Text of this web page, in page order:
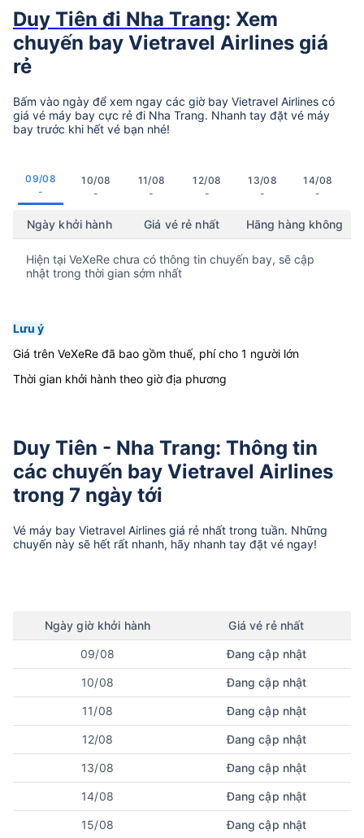
Duy Tiên đi Nha Trang: Xem
chuyến bay Vietravel Airlines giá
rẻ
Bấm vào ngày để xem ngay các giờ bay Vietravel Airlines có
giá vé máy bay cực rẻ đi Nha Trang. Nhanh tay đặt vé máy
bay trước khi hết vé bạn nhé!
09/08
-
10/08
-
11/08
-
12/08
-
13/08
-
14/08
-
Ngày khởi hành Giá vé rẻ nhất Hãng hàng không
Hiện tại VeXeRe chưa có thông tin chuyến bay, sẽ cập
nhật trong thời gian sớm nhất
Lưu ý
Giá trên VeXeRe đã bao gồm thuế, phí cho 1 người lớn
Thời gian khởi hành theo giờ địa phương
Duy Tiên - Nha Trang: Thông tin
các chuyến bay Vietravel Airlines
trong 7 ngày tới
Vé máy bay Vietravel Airlines giá rẻ nhất trong tuần. Những
chuyến này sẽ hết rất nhanh, hãy nhanh tay đặt vé ngay!
Ngày giờ khởi hành Giá vé rẻ nhất
09/08 Đang cập nhật
10/08 Đang cập nhật
11/08 Đang cập nhật
12/08 Đang cập nhật
13/08 Đang cập nhật
14/08 Đang cập nhật
15/08 Đang cập nhật